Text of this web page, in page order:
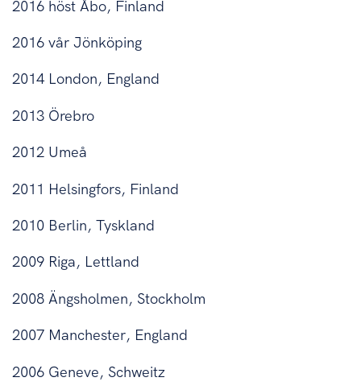
2016 höst Åbo, Finland
2016 vår Jönköping
2014 London, England
2013 Örebro
2012 Umeå
2011 Helsingfors, Finland
2010 Berlin, Tyskland
2009 Riga, Lettland
2008 Ängsholmen, Stockholm
2007 Manchester, England
2006 Geneve, Schweitz